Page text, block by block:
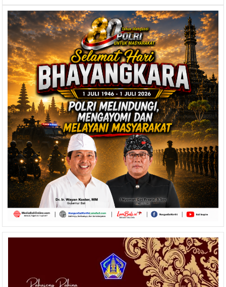
Jaya
Pimpin
Apel
Hari
Otonomi
Daerah
ke-
28
di
Kantor
Gubernur
Bali